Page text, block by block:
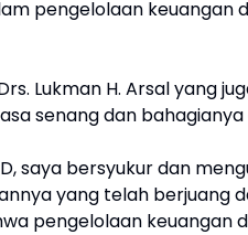
pengelolaan keuangan
Lukman H. Arsal yang
senang dan bahagianya
saya bersyukur dan
yang telah berjuang
pengelolaan keuangan